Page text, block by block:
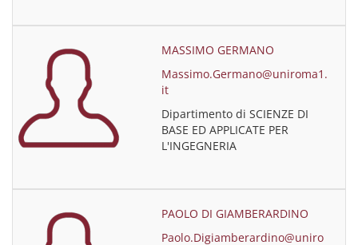
MASSIMO GERMANO
Massimo.Germano@uniroma1.
it
Dipartimento di SCIENZE DI
BASE ED APPLICATE PER
L'INGEGNERIA
PAOLO DI GIAMBERARDINO
Paolo.Digiamberardino@uniro